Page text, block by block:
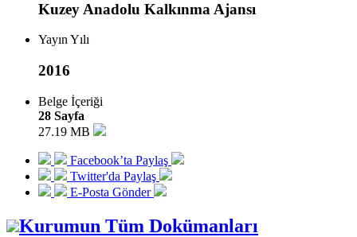
Kuzey Anadolu Kalkınma Ajansı
Yayın Yılı
2016
Belge İçeriği
28 Sayfa
27.19 MB
Facebook’ta Paylaş
Twitter'da Paylaş
E-Posta Gönder
Kurumun Tüm Dokümanları